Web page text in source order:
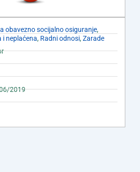
obavezno socijalno osiguranje,
i neplaćena, Radni odnosi,Zarade
2019